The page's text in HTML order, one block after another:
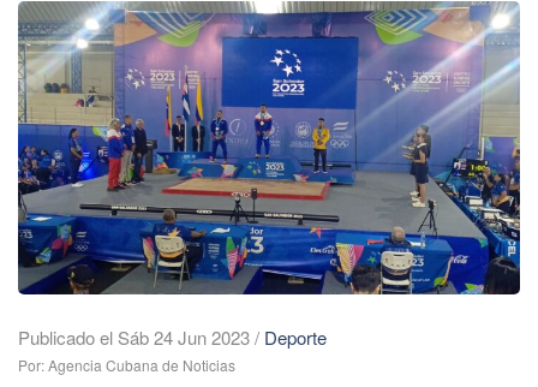
Publicado el Sáb 24 Jun 2023/ Deporte
Por: Agencia Cubana de Noticias